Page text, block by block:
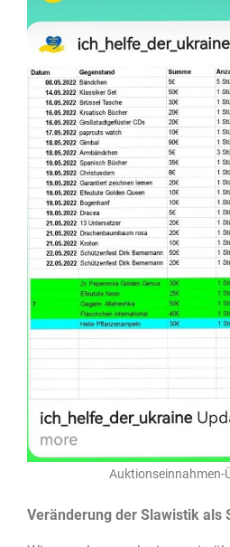
Auktionseinnahmen-
Veränderung der Slawistik als